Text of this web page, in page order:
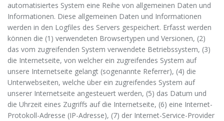
automatisiertes System eine Reihe von allgemeinen Daten und
Informationen. Diese allgemeinen Daten und Informationen
werden in den Logfiles des Servers gespeichert. Erfasst werden
können die (1) verwendeten Browsertypen und Versionen, (2)
das vom zugreifenden System verwendete Betriebssystem, (3)
die Internetseite, von welcher ein zugreifendes System auf
unsere Internetseite gelangt (sogenannte Referrer), (4) die
Unterwebseiten, welche über ein zugreifendes System auf
unserer Internetseite angesteuert werden, (5) das Datum und
die Uhrzeit eines Zugriffs auf die Internetseite, (6) eine Internet-
Protokoll-Adresse (IP-Adresse), (7) der Internet-Service-Provider